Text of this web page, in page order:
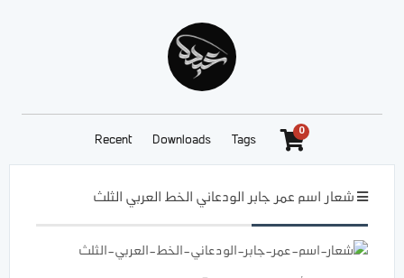
Recent Downloads Tags
0
شعار اسم عمر جابر الودعاني الخط العربي الثلث